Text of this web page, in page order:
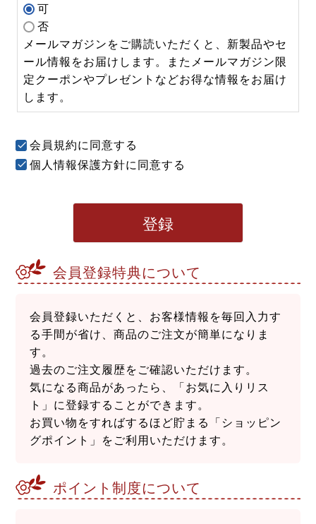
可
否
メールマガジンをご購読いただくと、新製品やセ
ール情報をお届けします。またメールマガジン限
定クーポンやプレゼントなどお得な情報をお届け
します。
会員規約に同意する
個人情報保護方針に同意する
登録
会員登録特典について
会員登録いただくと、お客様情報を毎回入力す
る手間が省け、商品のご注文が簡単になりま
す。
過去のご注文履歴をご確認いただけます。
気になる商品があったら、「お気に入りリス
ト」に登録することができます。
お買い物をすればするほど貯まる「ショッピン
グポイント」をご利用いただけます。
ポイント制度について